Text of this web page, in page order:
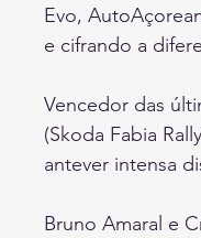
Evo,
e cifrando a
Vencedor das
(Skoda Fabia
antever intensa
Bruno Amaral e